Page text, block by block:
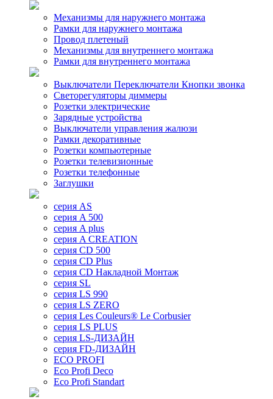
Механизмы для наружнего монтажа
Рамки для наружнего монтажа
Провод плетеный
Механизмы для внутреннего монтажа
Рамки для внутреннего монтажа
Выключатели Переключатели Кнопки звонка
Светорегуляторы диммеры
Розетки электрические
Зарядные устройства
Выключатели управления жалюзи
Рамки декоративные
Розетки компьютерные
Розетки телевизионные
Розетки телефонные
Заглушки
серия AS
серия A 500
серия A plus
серия A CREATION
серия CD 500
серия CD Plus
серия CD Накладной Монтаж
серия SL
серия LS 990
серия LS ZERO
серия Les Couleurs® Le Corbusier
серия LS PLUS
серия LS-ДИЗАЙН
серия FD-ДИЗАЙН
ECO PROFI
Eco Profi Deco
Eco Profi Standart